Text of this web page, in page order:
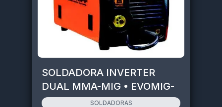
SOLDADORA INVERTER
DUAL MMA-MIG • EVOMIG-
175
SOLDADORAS